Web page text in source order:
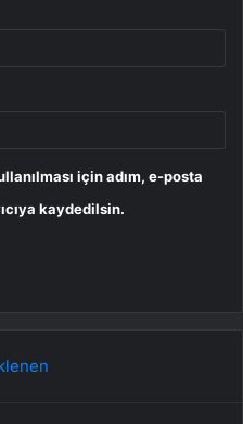
için adım, e-posta
kaydedilsin.